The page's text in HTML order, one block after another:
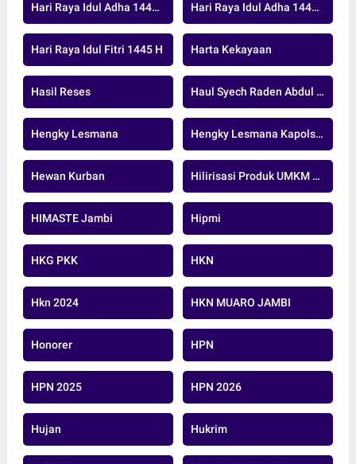
Hari Raya Idul Adha 1446 H Hari Raya Idul Adha 1447 H
Hari Raya Idul Fitri 1445 H Harta Kekayaan
Hasil Reses Haul Syech Raden Abdul Syafi
Hengky Lesmana Hengky Lesmana Kapolsek
Hewan Kurban Hilirisasi Produk UMKM Sawit
HIMASTE Jambi Hipmi
HKG PKK HKN
Hkn 2024 HKN MUARO JAMBI
Honorer HPN
HPN 2025 HPN 2026
Hujan Hukrim